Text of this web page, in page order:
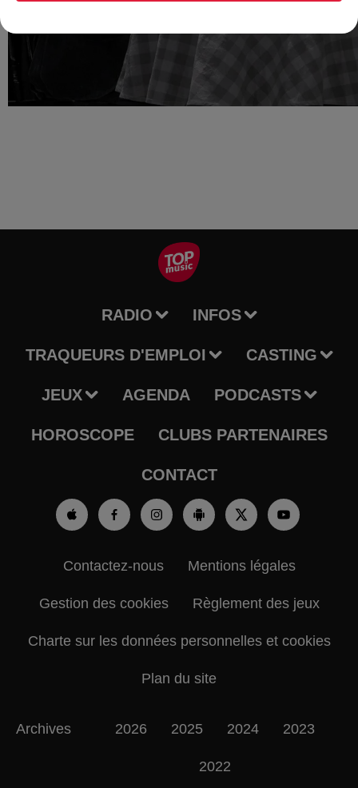
RADIO INFOS
TRAQUEURS D'EMPLOI CASTING
JEUX AGENDA PODCASTS
HOROSCOPE CLUBS PARTENAIRES
CONTACT
Contactez-nous Mentions légales
Gestion des cookies Règlement des jeux
Charte sur les données personnelles et cookies
Plan du site
Archives 2026 2025 2024 2023
2022